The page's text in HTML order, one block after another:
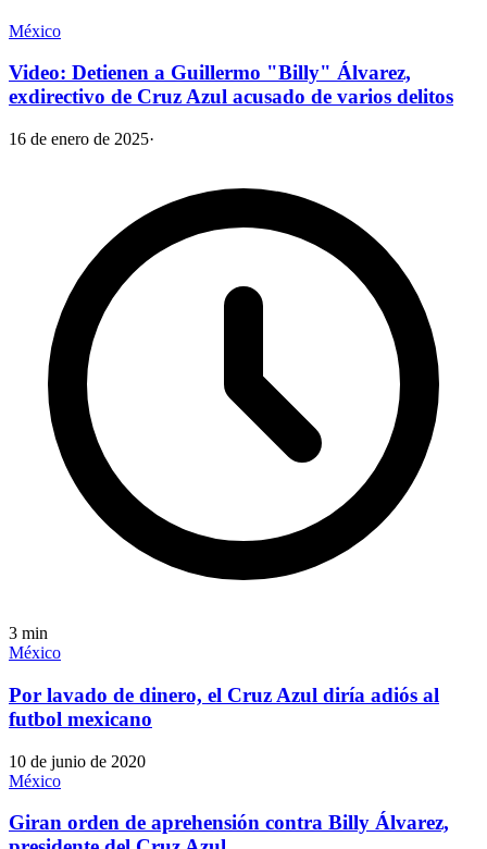
México
Video: Detienen a Guillermo "Billy" Álvarez,
exdirectivo de Cruz Azul acusado de varios delitos
16 de enero de 2025·
3 min
México
Por lavado de dinero, el Cruz Azul diría adiós al
futbol mexicano
10 de junio de 2020
México
Giran orden de aprehensión contra Billy Álvarez,